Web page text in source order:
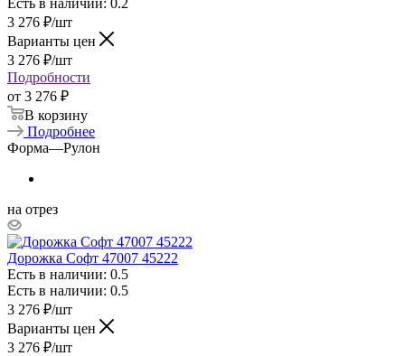
3 276 ₽/шт
Варианты цен
3 276 ₽/шт
Подробности
от 3 276 ₽
В корзину
Подробнее
Форма—Рулон
на отрез
Дорожка Софт 47007 45222
Есть в наличии: 0.5
Есть в наличии: 0.5
3 276 ₽/шт
Варианты цен
3 276 ₽/шт